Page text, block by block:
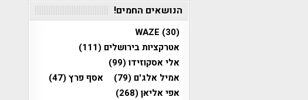
הנושאים החמים!
WAZE (30)
אטרקציות בירושלים (111)
אלי אסקוזידו(99)
אמיל אלג'ם (79) אסף פרץ(47)
אפי אליאן(268)